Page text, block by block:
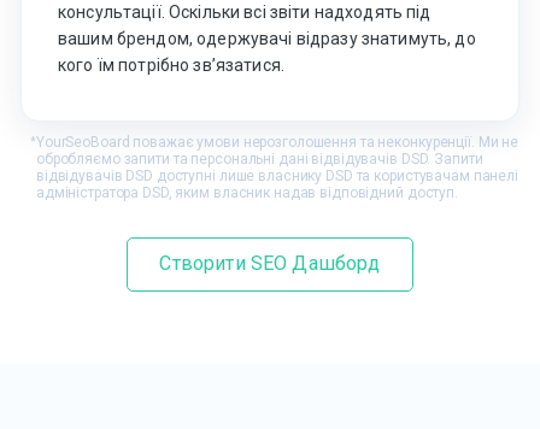
консультації. Оскільки всі звіти надходять під
вашим брендом, одержувачі відразу знатимуть, до
кого їм потрібно зв’язатися.
*YourSeoBoard поважає умови нерозголошення та неконкуренції. Ми не
обробляємо запити та персональні дані відвідувачів DSD. Запити
відвідувачів DSD доступні лише власнику DSD та користувачам панелі
адміністратора DSD, яким власник надав відповідний доступ.
Створити SEO Дашборд